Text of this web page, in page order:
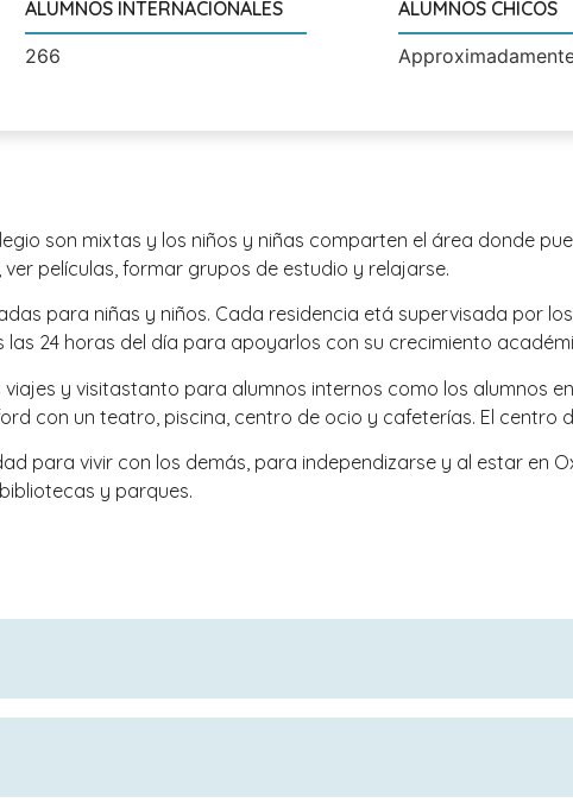
ALUMNOS INTERNACIONALES
266
ALUMNOS CHICOS
son mixtas y los niños y niñas comparten el área donde
películas, formar grupos de estudio y relajarse.
para niñas y niños. Cada residencia etá supervisada por
24 horas del día para apoyarlos con su crecimiento
y visitastanto para alumnos internos como los alumnos
con un teatro, piscina, centro de ocio y cafeterías. El centro
para vivir con los demás, para independizarse y al estar en
y parques.
y estudiantes internacionales en régimen interno a partir de